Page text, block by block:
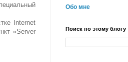
Internet
«Server
Обо мне
Поиск по этому блогу